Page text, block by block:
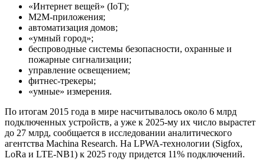
«Интернет вещей» (IoT);
М2М-приложения;
автоматизация домов;
«умный город»;
беспроводные системы безопасности, охранные и
пожарные сигнализации;
управление освещением;
фитнес-трекеры;
«умные» измерения.
По итогам 2015 года в мире насчитывалось около 6 млрд
подключенных устройств, а уже к 2025-му их число вырастет
до 27 млрд, сообщается в исследовании аналитического
агентства Machina Research. На LPWA-технологии (Sigfox,
LoRa и LTE-NB1) к 2025 году придется 11% подключений.